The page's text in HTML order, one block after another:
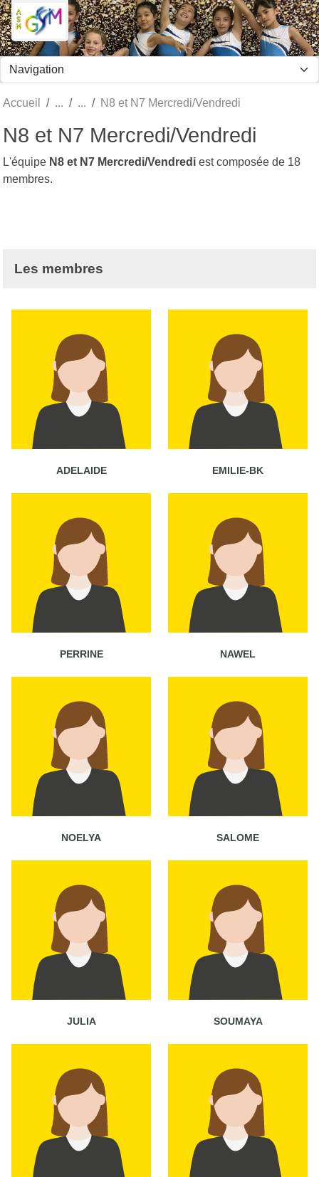
Accueil N8 et N7 Mercredi/Vendredi
N8 et N7 Mercredi/Vendredi
L'équipe N8 et N7 Mercredi/Vendredi est composée de 18
membres.
Les membres
ADELAIDE EMILIE-BK
PERRINE NAWEL
NOELYA SALOME
JULIA SOUMAYA
Panneau de gestion des cookies